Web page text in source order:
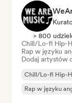
> 800
Chill/Lo-fi Hip-
Rap w języku
Dodaj artystów
Chill/Lo-fi Hip-
Rap w języku